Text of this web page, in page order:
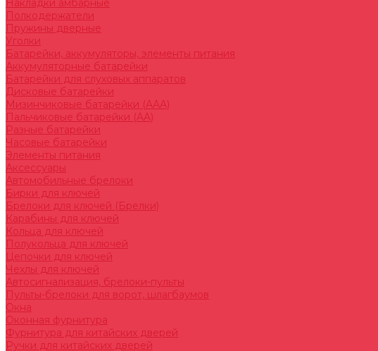
Накладки амбарные
Полкодержатели
Пружины дверные
Уголки
Батарейки, аккумуляторы, элементы питания
Аккумуляторные батарейки
Батарейки для слуховых аппаратов
Дисковые батарейки
Мизинчиковые батарейки (AAA)
Пальчиковые батарейки (AA)
Разные батарейки
Часовые батарейки
Элементы питания
Аксессуары
Автомобильные брелоки
Бирки для ключей
Брелоки для ключей (Брелки)
Карабины для ключей
Кольца для ключей
Полукольца для ключей
Цепочки для ключей
Чехлы для ключей
Автосигнализация, брелоки-пульты
Пульты-брелоки для ворот, шлагбаумов
Окна
Оконная фурнитура
Фурнитура для китайских дверей
Ручки для китайских дверей